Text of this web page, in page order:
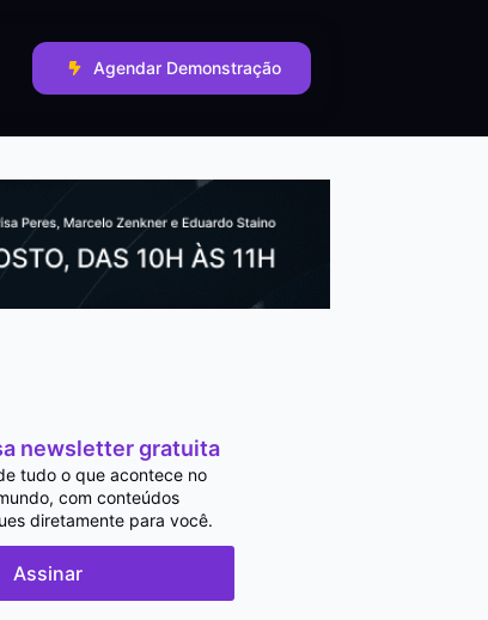
Agendar Demonstração
newsletter gratuita
tudo o que acontece no
com conteúdos
diretamente para você.
Assinar